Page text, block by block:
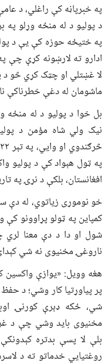
په خبرپاڼه کې راغلي، د
د پولیو د له منځه وړلو
په ختیځه حوزه کې یې د
ادارو ته لارښونه کړې چې
لا غښتلي او چټک کړي څو
ماشومان له دغې
بل خوا د پولیو د له منځه
نیک ولي شاه مؤمن د
افغانستان، بلکې د نړۍ په
خو نوموړی زیاتوي، له دې
کمپاین په ټولو پړاوونو
شول او دا د دې معنا لري
ناروغۍ مخنیوی نه شي
هغه وویل: «یوازې واکسین
پر پیاوړتیا کار وشي؛ د حفظ
شي، ځکه ډېرې کورنۍ
مخنیوی باید وشي چې د
بلې لا پسې بدتره
روغتیايي خدماتو ته د